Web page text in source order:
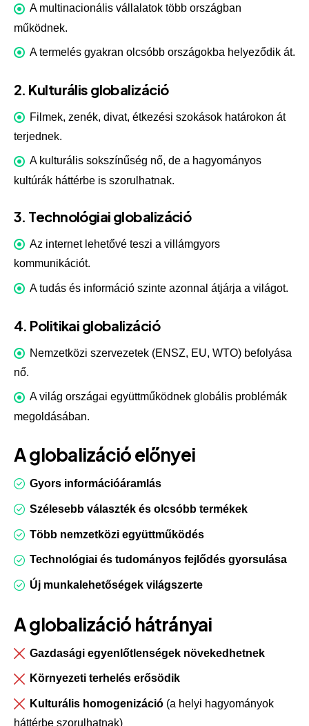
A multinacionális vállalatok több országban
működnek.
A termelés gyakran olcsóbb országokba helyeződik át.
2. Kulturális globalizáció
Filmek, zenék, divat, étkezési szokások határokon át
terjednek.
A kulturális sokszínűség nő, de a hagyományos
kultúrák háttérbe is szorulhatnak.
3. Technológiai globalizáció
Az internet lehetővé teszi a villámgyors
kommunikációt.
A tudás és információ szinte azonnal átjárja a világot.
4. Politikai globalizáció
Nemzetközi szervezetek (ENSZ, EU, WTO) befolyása
nő.
A világ országai együttműködnek globális problémák
megoldásában.
A globalizáció előnyei
Gyors információáramlás
Szélesebb választék és olcsóbb termékek
Több nemzetközi együttműködés
Technológiai és tudományos fejlődés gyorsulása
Új munkalehetőségek világszerte
A globalizáció hátrányai
Gazdasági egyenlőtlenségek növekedhetnek
Környezeti terhelés erősödik
Kulturális homogenizáció (a helyi hagyományok
háttérbe szorulhatnak)